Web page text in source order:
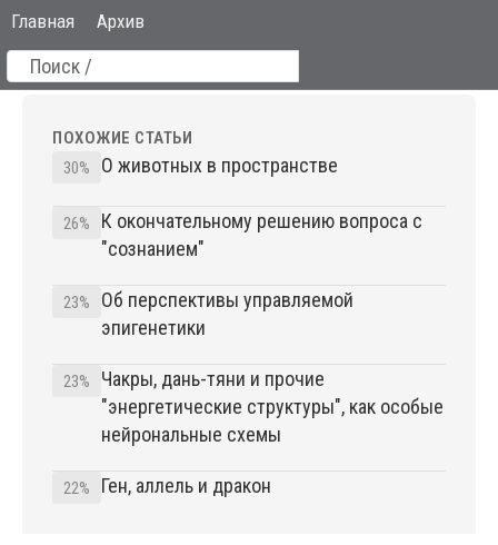
Главная Архив
ПОХОЖИЕ СТАТЬИ
30%
О животных в пространстве
26%
К окончательному решению вопроса с
"сознанием"
23%
Об перспективы управляемой
эпигенетики
23%
Чакры, дань-тяни и прочие
"энергетические структуры", как особые
нейрональные схемы
22% Ген, аллель и дракон